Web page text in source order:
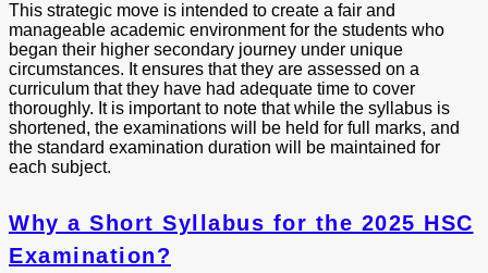
This strategic move is intended to create a fair and
manageable academic environment for the students who
began their higher secondary journey under unique
circumstances. It ensures that they are assessed on a
curriculum that they have had adequate time to cover
thoroughly. It is important to note that while the syllabus is
shortened, the examinations will be held for full marks, and
the standard examination duration will be maintained for
each subject.
Why a Short Syllabus for the 2025 HSC
Examination?